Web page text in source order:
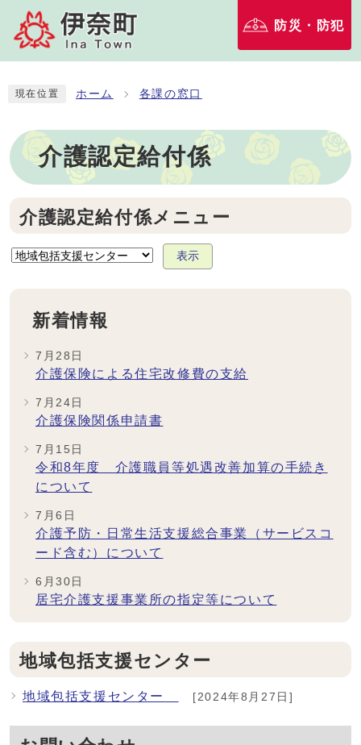
防災・防犯
現在位置 ホーム 各課の窓口
介護認定給付係
介護認定給付係メニュー
表示
新着情報
7月28日
介護保険による住宅改修費の支給
7月24日
介護保険関係申請書
7月15日
令和8年度 介護職員等処遇改善加算の手続き
について
7月6日
介護予防・日常生活支援総合事業（サービスコ
ード含む）について
6月30日
居宅介護支援事業所の指定等について
地域包括支援センター
地域包括支援センター [2024年8月27日]